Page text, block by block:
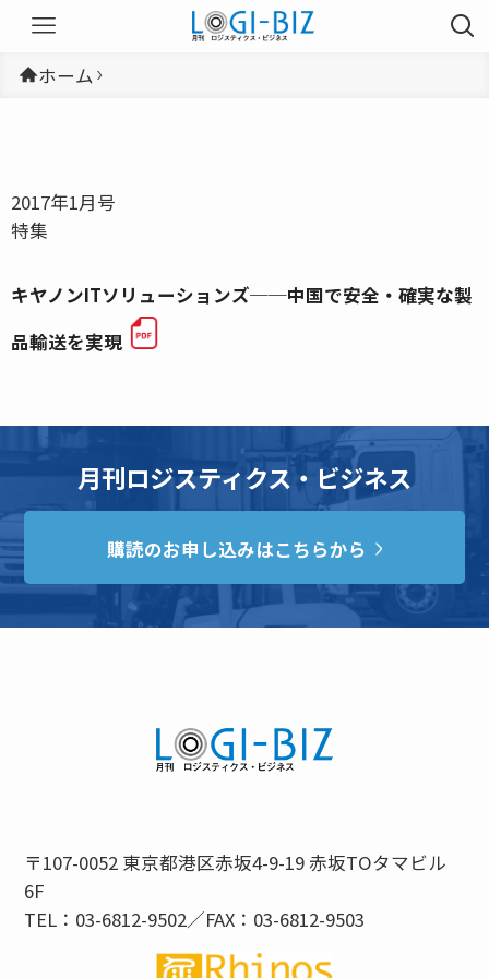
ホーム
2017年1月号
特集
キヤノンITソリューションズ──中国で安全・確実な製
品輸送を実現
月刊ロジスティクス・ビジネス
購読のお申し込みはこちらから
〒107-0052 東京都港区赤坂4-9-19 赤坂TOタマビル
6F
TEL：03-6812-9502／FAX：03-6812-9503